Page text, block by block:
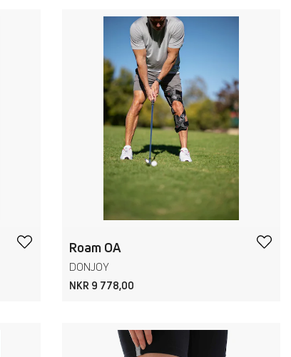
Roam OA
DONJOY
NKR 9 778,00